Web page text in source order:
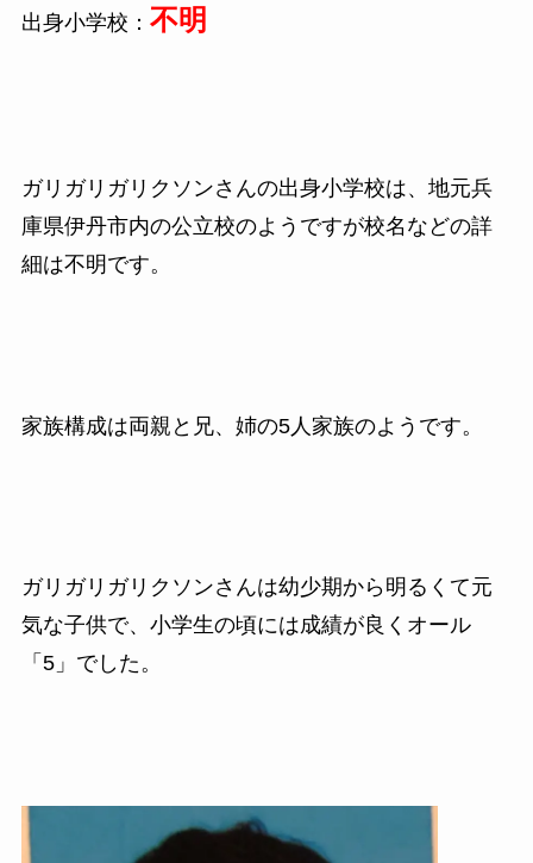
出身小学校： 不明
ガリガリガリクソンさんの出身小学校は、地元兵
庫県伊丹市内の公立校のようですが校名などの詳
細は不明です。
家族構成は両親と兄、姉の5人家族のようです。
ガリガリガリクソンさんは幼少期から明るくて元
気な子供で、小学生の頃には成績が良くオール
「5」でした。